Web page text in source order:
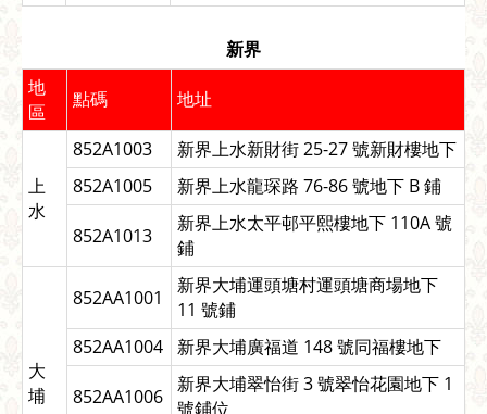
新界
地
區
點碼 地址
上
水
852A1003
新界上水新財街 25-27 號新財樓地下
852A1005
新界上水龍琛路 76-86 號地下 B 鋪
852A1013
新界上水太平邨平熙樓地下 110A 號
鋪
大
埔
852AA1001
新界大埔運頭塘村運頭塘商場地下
11 號鋪
852AA1004
新界大埔廣福道 148 號同福樓地下
852AA1006
新界大埔翠怡街 3 號翠怡花園地下 1
號鋪位